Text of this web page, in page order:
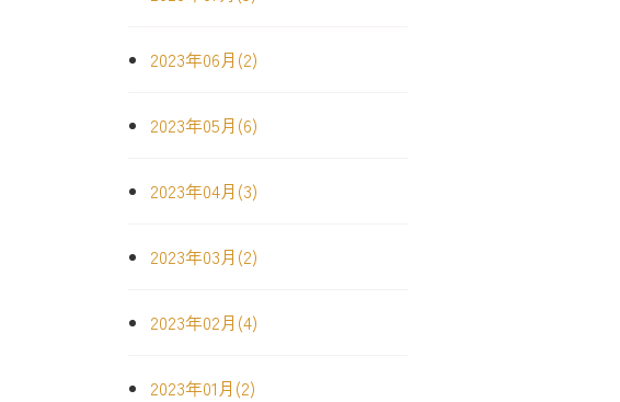
2023年06月(2)
2023年05月(6)
2023年04月(3)
2023年03月(2)
2023年02月(4)
2023年01月(2)